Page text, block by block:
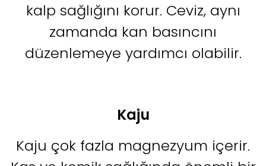
kalp sağlığını korur. Ceviz, aynı
zamanda kan basıncını
düzenlemeye yardımcı olabilir.
Kaju
Kaju çok fazla magnezyum içerir.